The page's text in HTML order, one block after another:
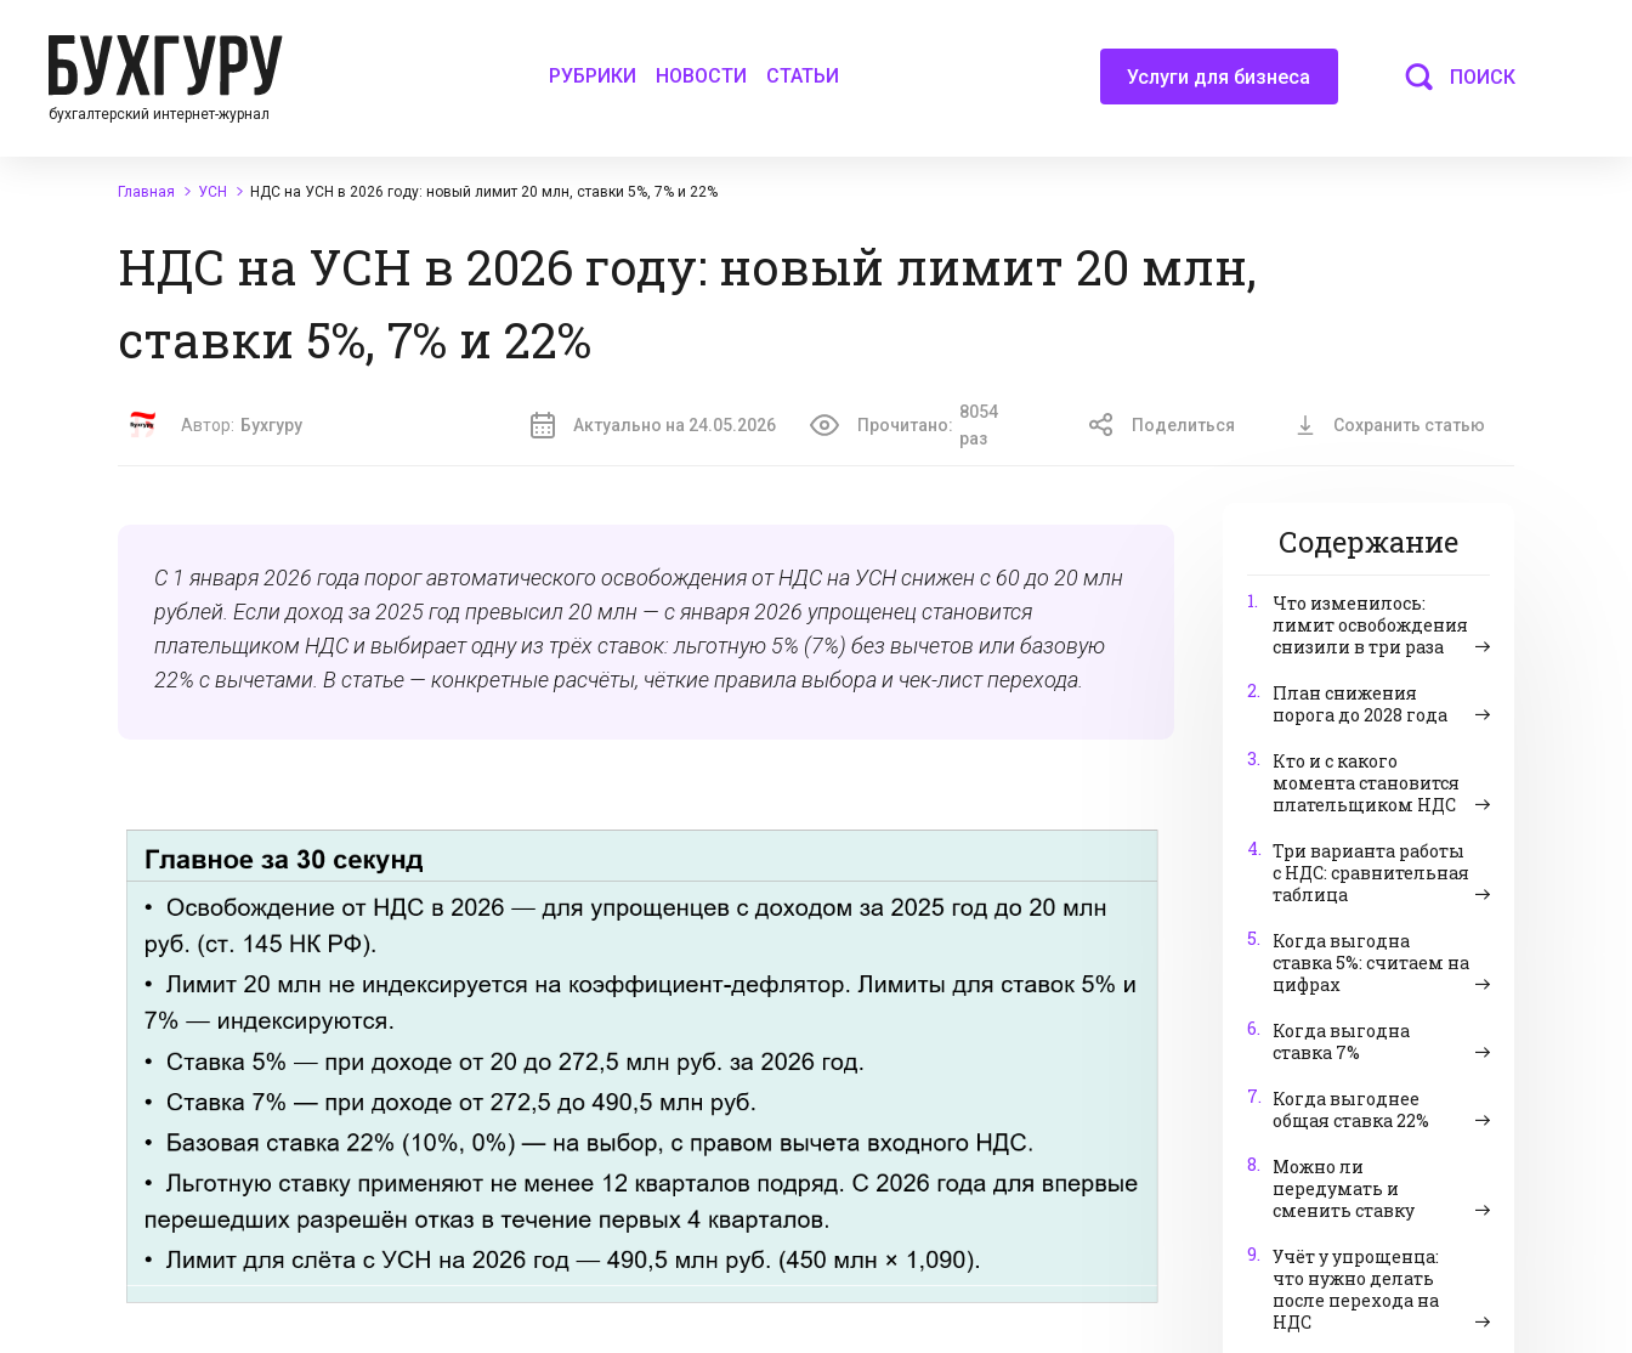
бухгалтерский интернет-журнал
РУБРИКИ НОВОСТИ СТАТЬИ Услуги для бизнеса ПОИСК
Главная УСН НДС на УСН в 2026 году: новый лимит 20 млн, ставки 5%, 7% и 22%
НДС на УСН в 2026 году: новый лимит 20 млн,
ставки 5%, 7% и 22%
Автор: Бухгуру Актуально на 24.05.2026 Прочитано:
8054
раз
Поделиться Сохранить статью
Содержание
1.
Что изменилось:
лимит освобождения
снизили в три раза
2.
План снижения
порога до 2028 года
3.
Кто и с какого
момента становится
плательщиком НДС
4. Три варианта работы
с НДС: сравнительная
таблица
5.
Когда выгодна
ставка 5%: считаем на
цифрах
6.
Когда выгодна
ставка 7%
7. Когда выгоднее
общая ставка 22%
8.
Можно ли
передумать и
сменить ставку
9. Учёт у упрощенца:
что нужно делать
после перехода на
НДС
С 1 января 2026 года порог автоматического освобождения от НДС на УСН снижен с 60 до 20 млн
рублей. Если доход за 2025 год превысил 20 млн — с января 2026 упрощенец становится
плательщиком НДС и выбирает одну из трёх ставок: льготную 5% (7%) без вычетов или базовую
22% с вычетами. В статье — конкретные расчёты, чёткие правила выбора и чек-лист перехода.